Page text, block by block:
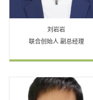
刘岩岩
联合创始人 副总经理